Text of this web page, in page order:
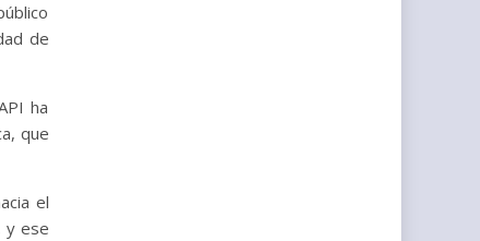
de
ha
que
el
y ese